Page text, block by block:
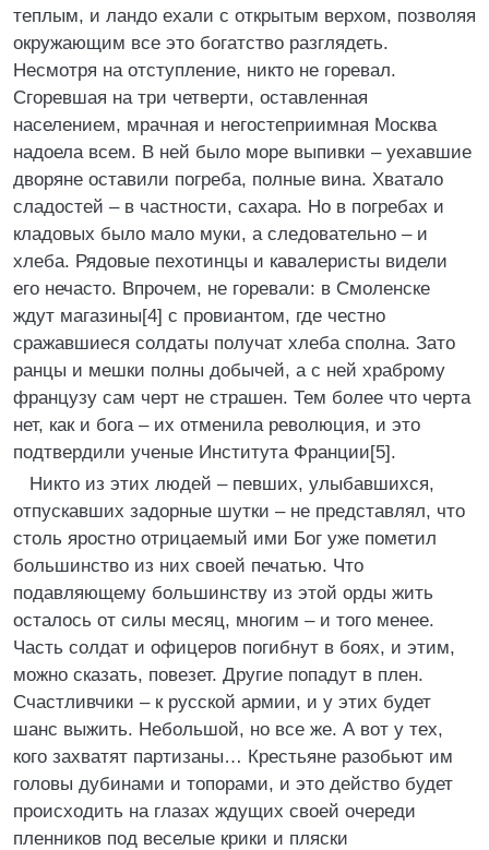
теплым, и ландо ехали с открытым верхом, позволяя
окружающим все это богатство разглядеть.
Несмотря на отступление, никто не горевал.
Сгоревшая на три четверти, оставленная
населением, мрачная и негостеприимная Москва
надоела всем. В ней было море выпивки – уехавшие
дворяне оставили погреба, полные вина. Хватало
сладостей – в частности, сахара. Но в погребах и
кладовых было мало муки, а следовательно – и
хлеба. Рядовые пехотинцы и кавалеристы видели
его нечасто. Впрочем, не горевали: в Смоленске
ждут магазины[4] с провиантом, где честно
сражавшиеся солдаты получат хлеба сполна. Зато
ранцы и мешки полны добычей, а с ней храброму
французу сам черт не страшен. Тем более что черта
нет, как и бога – их отменила революция, и это
подтвердили ученые Института Франции[5].
Никто из этих людей – певших, улыбавшихся,
отпускавших задорные шутки – не представлял, что
столь яростно отрицаемый ими Бог уже пометил
большинство из них своей печатью. Что
подавляющему большинству из этой орды жить
осталось от силы месяц, многим – и того менее.
Часть солдат и офицеров погибнут в боях, и этим,
можно сказать, повезет. Другие попадут в плен.
Счастливчики – к русской армии, и у этих будет
шанс выжить. Небольшой, но все же. А вот у тех,
кого захватят партизаны… Крестьяне разобьют им
головы дубинами и топорами, и это действо будет
происходить на глазах ждущих своей очереди
пленников под веселые крики и пляски